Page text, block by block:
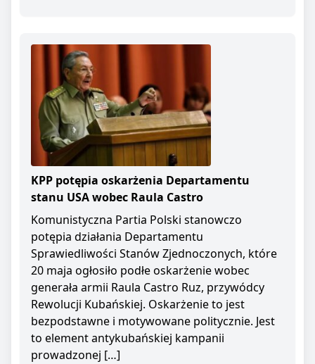
KPP potępia oskarżenia Departamentu
stanu USA wobec Raula Castro
Komunistyczna Partia Polski stanowczo
potępia działania Departamentu
Sprawiedliwości Stanów Zjednoczonych, które
20 maja ogłosiło podłe oskarżenie wobec
generała armii Raula Castro Ruz, przywódcy
Rewolucji Kubańskiej. Oskarżenie to jest
bezpodstawne i motywowane politycznie. Jest
to element antykubańskiej kampanii
prowadzonej […]